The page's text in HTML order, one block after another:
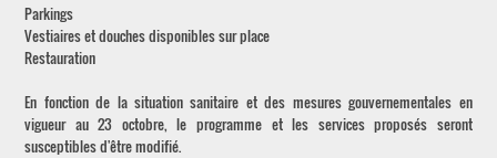
Parkings
Vestiaires et douches disponibles sur place
Restauration
En fonction de la situation sanitaire et des mesures gouvernementales en
vigueur au 23 octobre, le programme et les services proposés seront
susceptibles d'être modifié.